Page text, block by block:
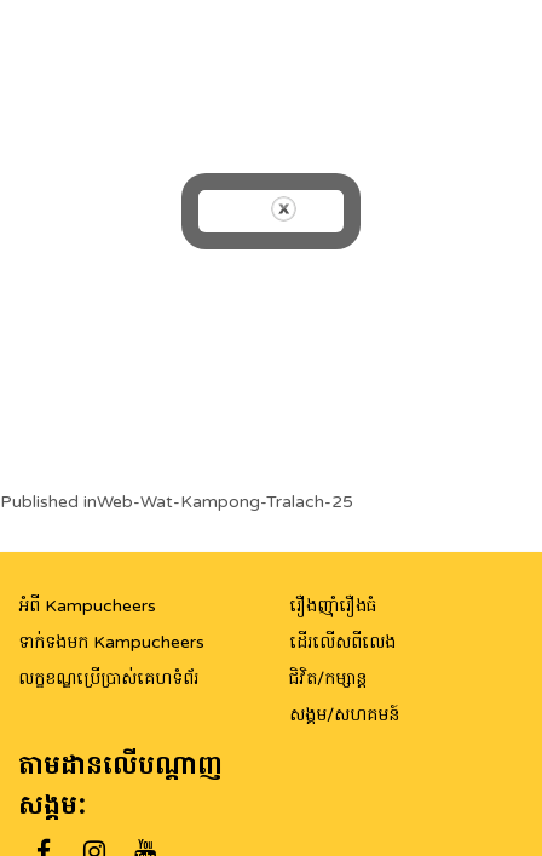
Post
navigation
Published inWeb-Wat-Kampong-Tralach-25
អំពី Kampucheers
ទាក់ទងមក Kampucheers
លក្ខខណ្ឌប្រើប្រាស់គេហទំព័រ
រឿងញ៉ាំរឿងធំ
ដើរលើសពីលេង
ជិវិត/កម្សាន្ត
សង្គម/សហគមន៍
តាមដានលើបណ្តាញ
សង្គម: